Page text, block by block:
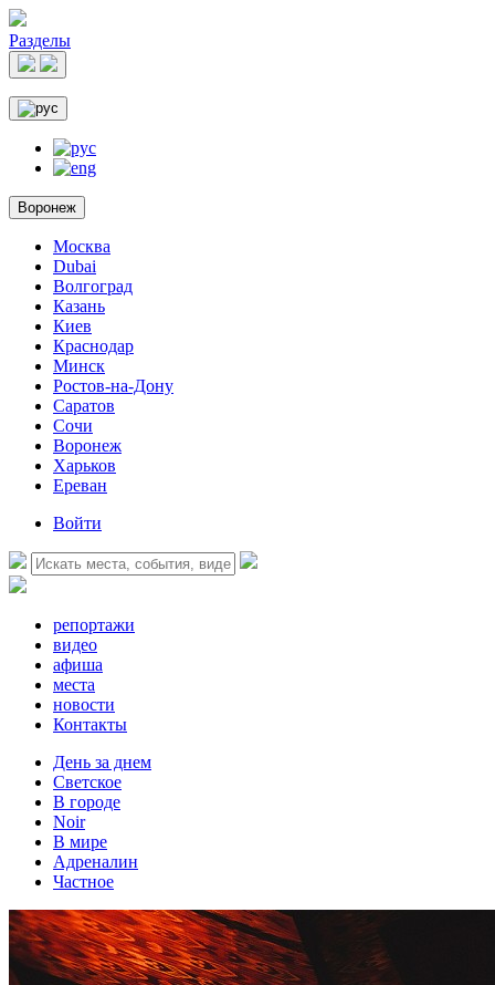
Разделы
Воронеж
Москва
Dubai
Волгоград
Казань
Киев
Краснодар
Минск
Ростов-на-Дону
Саратов
Сочи
Воронеж
Харьков
Ереван
Войти
репортажи
видео
афиша
места
новости
Контакты
День за днем
Светское
В городе
Noir
В мире
Адреналин
Частное